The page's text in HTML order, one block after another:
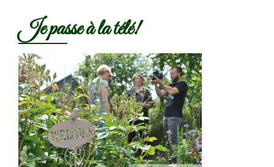
Je passe à la télé!